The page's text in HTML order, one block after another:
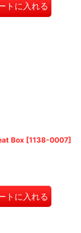
トに入れる
Box [1138-0007]
トに入れる